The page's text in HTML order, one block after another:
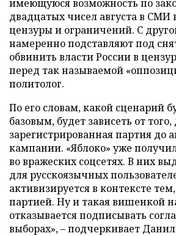
имеющуюся возможность по
двадцатых чисел августа в СМИ
цензуры и ограничений. С
намеренно подставляют под
обвинить власти России в
перед так называемой
политолог.
По его словам, какой сценарий
базовым, будет зависеть от
зарегистрированная партия до
кампании. «Яблоко» уже
во вражеских соцсетях. В них
для русскоязычных
активизируется в контексте
партией. Ну и такая вишенкой
отказывается подписывать
выборах», – подчеркивает